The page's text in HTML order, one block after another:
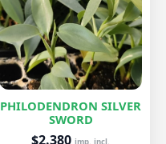
PHILODENDRON SILVER
SWORD
$2.380